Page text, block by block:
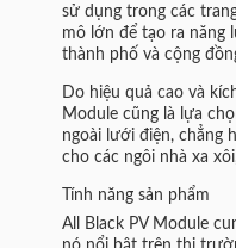
sử dụng trong các
mô lớn để tạo ra năng
thành phố và cộng
Do hiệu quả cao và
Module cũng là lựa
ngoài lưới điện, chẳng
cho các ngôi nhà xa
Tính năng sản phẩm
All Black PV Module